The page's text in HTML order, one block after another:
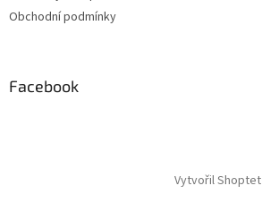
Obchodní podmínky
Facebook
Vytvořil Shoptet